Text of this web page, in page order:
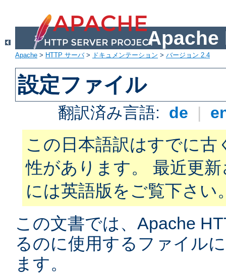
Apache
Apache > HTTP サーバ> ドキュメンテーション > バージョン 2.4
設定ファイル
翻訳済み言語: de |
この日本語訳はすでに古
性があります。 最近更
には英語版をご覧下さい
この文書では、Apache
るのに使用するファイル
ます。